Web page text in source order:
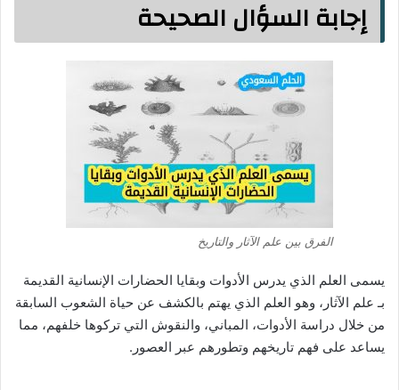
إجابة السؤال الصحيحة
الفرق بين علم الآثار والتاريخ
يسمى العلم الذي يدرس الأدوات وبقايا الحضارات الإنسانية القديمة
بـ علم الآثار، وهو العلم الذي يهتم بالكشف عن حياة الشعوب السابقة
من خلال دراسة الأدوات، المباني، والنقوش التي تركوها خلفهم، مما
يساعد على فهم تاريخهم وتطورهم عبر العصور.